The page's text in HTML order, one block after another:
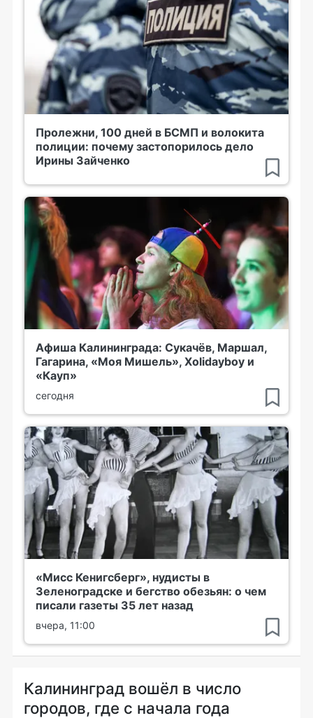
Пролежни, 100 дней в БСМП и волокита
полиции: почему застопорилось дело
Ирины Зайченко
Афиша Калининграда: Сукачёв, Маршал,
Гагарина, «Моя Мишель», Xolidayboy и
«Кауп»
сегодня
«Мисс Кенигсберг», нудисты в
Зеленоградске и бегство обезьян: о чем
писали газеты 35 лет назад
вчера, 11:00
Калининград вошёл в число
городов, где с начала года